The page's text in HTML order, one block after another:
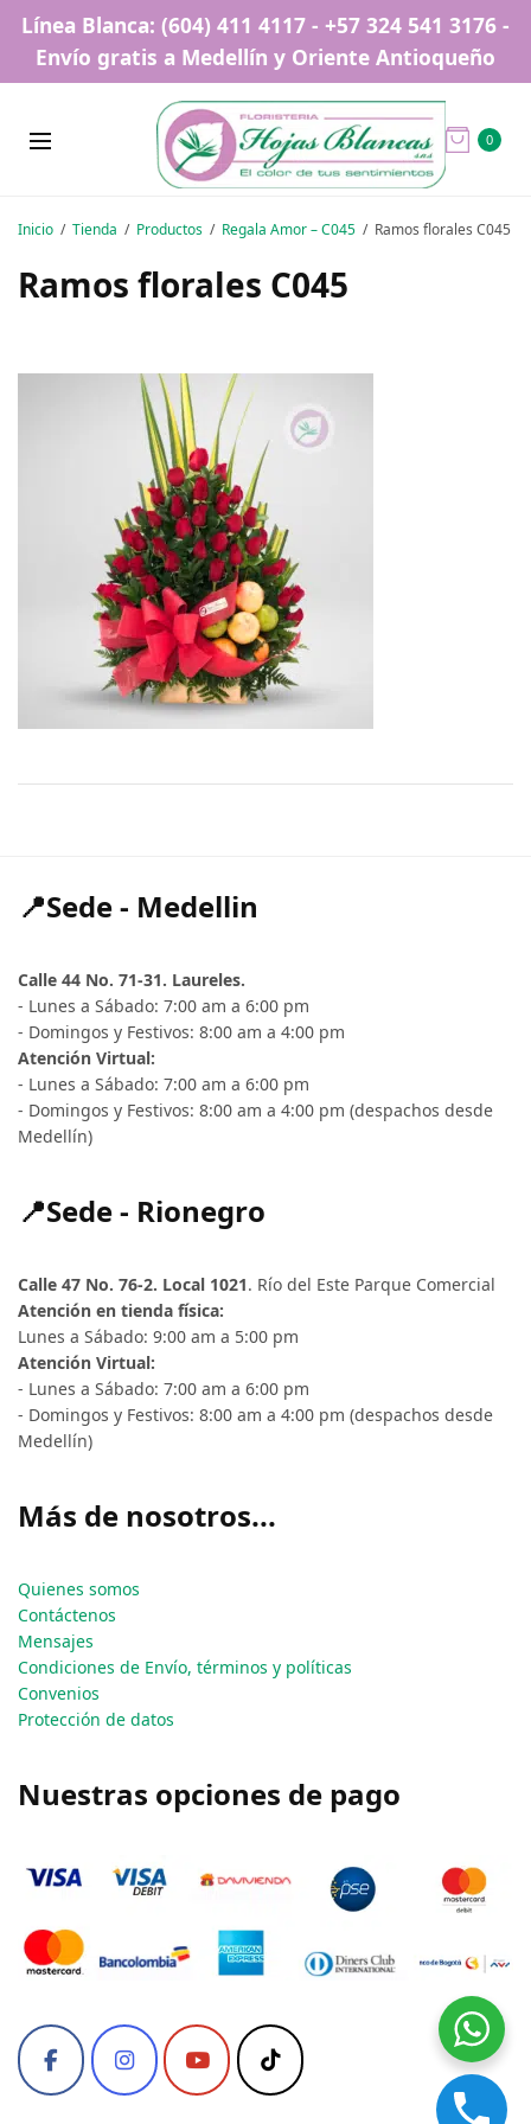
Línea Blanca: (604) 411 4117 - +57 324 541 3176 -
Envío gratis a Medellín y Oriente Antioqueño
0
Inicio Tienda Productos Regala Amor – C045 Ramos florales C045
Ramos florales C045
📍Sede - Medellin
Calle 44 No. 71-31. Laureles.
- Lunes a Sábado: 7:00 am a 6:00 pm
- Domingos y Festivos: 8:00 am a 4:00 pm
Atención Virtual:
- Lunes a Sábado: 7:00 am a 6:00 pm
- Domingos y Festivos: 8:00 am a 4:00 pm (despachos desde
Medellín)
📍Sede - Rionegro
Calle 47 No. 76-2. Local 1021. Río del Este Parque Comercial
Atención en tienda física:
Lunes a Sábado: 9:00 am a 5:00 pm
Atención Virtual:
- Lunes a Sábado: 7:00 am a 6:00 pm
- Domingos y Festivos: 8:00 am a 4:00 pm (despachos desde
Medellín)
Más de nosotros...
Quienes somos
Contáctenos
Mensajes
Condiciones de Envío, términos y políticas
Convenios
Protección de datos
Nuestras opciones de pago